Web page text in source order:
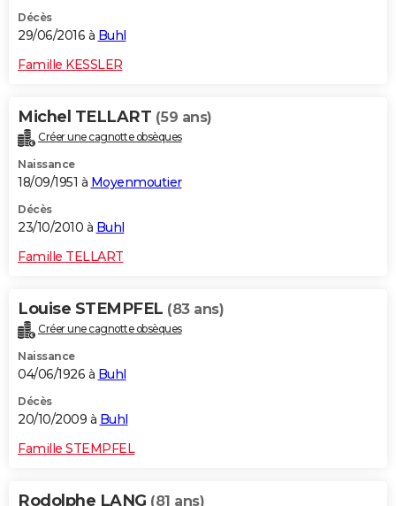
Décès
29/06/2016 à Buhl
Famille KESSLER
Michel TELLART (59 ans)
Créer une cagnotte obsèques
Naissance
18/09/1951 à Moyenmoutier
Décès
23/10/2010 à Buhl
Famille TELLART
Louise STEMPFEL (83 ans)
Créer une cagnotte obsèques
Naissance
04/06/1926 à Buhl
Décès
20/10/2009 à Buhl
Famille STEMPFEL
Rodolphe LANG (81 ans)